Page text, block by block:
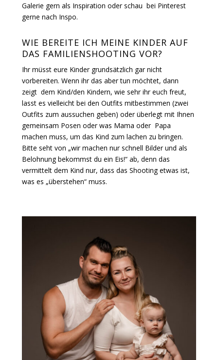
Galerie gern als Inspiration oder schau bei Pinterest
gerne nach Inspo.
WIE BEREITE ICH MEINE KINDER AUF
DAS FAMILIENSHOOTING VOR?
Ihr müsst eure Kinder grundsätzlich gar nicht
vorbereiten. Wenn ihr das aber tun möchtet, dann
zeigt dem Kind/den Kindern, wie sehr ihr euch freut,
lasst es vielleicht bei den Outfits mitbestimmen (zwei
Outfits zum aussuchen geben) oder überlegt mit Ihnen
gemeinsam Posen oder was Mama oder Papa
machen muss, um das Kind zum lachen zu bringen.
Bitte seht von „wir machen nur schnell Bilder und als
Belohnung bekommst du ein Eis!“ ab, denn das
vermittelt dem Kind nur, dass das Shooting etwas ist,
was es „überstehen“ muss.